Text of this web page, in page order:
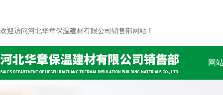
欢迎访问河北华章保温建材有限公司销售部网站！
网